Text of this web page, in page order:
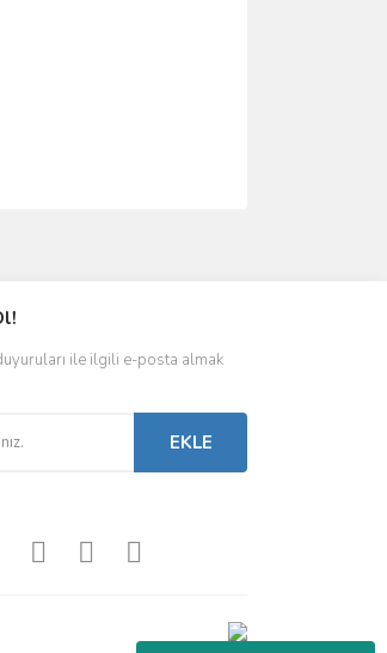
ile ilgili e-posta almak
EKLE